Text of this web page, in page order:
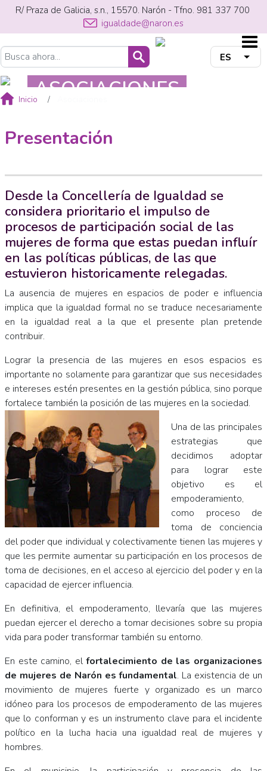
Pasar
contenido
principal
R/ Praza de Galicia, s.n., 15570. Narón - Tfno. 981 337 700
igualdade@naron.es
ES
ASOCIACIONES
Sobrescribir
enlaces
de
ayuda
a
la
navegación
Inicio
Presentación
Desde la Concellería de Igualdad se
considera prioritario el impulso de
procesos de participación social de las
mujeres de forma que estas puedan influír
en las políticas públicas, de las que
estuvieron historicamente relegadas.
La ausencia de mujeres en espacios de poder e influencia
implica que la igualdad formal no se traduce necesariamente
en la igualdad real a la que el presente plan pretende
contribuir.
Lograr la presencia de las mujeres en esos espacios es
importante no solamente para garantizar que sus necesidades
e intereses estén presentes en la gestión pública, sino porque
fortalece también la posición de las mujeres en la sociedad.
Una de las principales
estrategias que
decidimos adoptar
para lograr este
objetivo es el
empoderamiento,
como proceso de
toma de conciencia
del poder que individual y colectivamente tienen las mujeres y
que les permite aumentar su participación en los procesos de
toma de decisiones, en el acceso al ejercicio del poder y en la
capacidad de ejercer influencia.
En definitiva, el empoderamento, llevaría que las mujeres
puedan ejercer el derecho a tomar decisiones sobre su propia
vida para poder transformar también su entorno.
En este camino, elfortalecimiento de las organizaciones
de mujeres de Narón es fundamental. La existencia de un
movimiento de mujeres fuerte y organizado es un marco
idóneo para los procesos de empoderamento de las mujeres
que lo conforman y es un instrumento clave para el incidente
político en la lucha hacia una igualdad real de mujeres y
hombres.